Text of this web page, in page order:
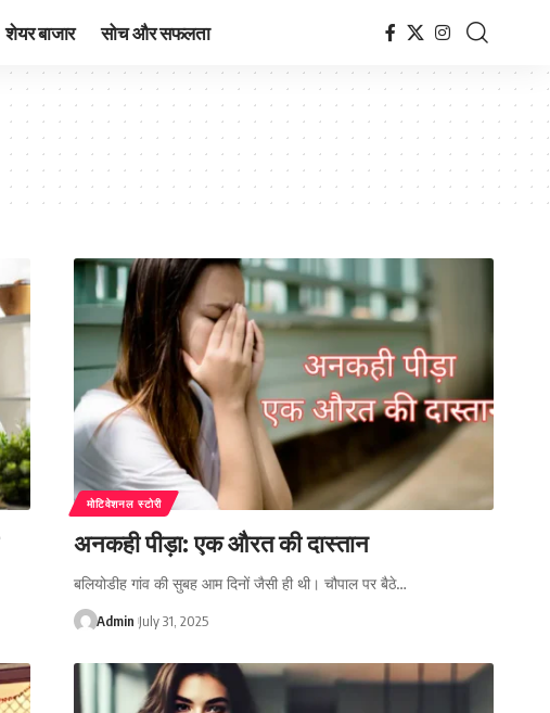
शेयर बाजार सोच और सफलता
मोटिवेशनल स्टोरी
अनकही पीड़ा: एक औरत की दास्तान
बलियोडीह गांव की सुबह आम दिनों जैसी ही थी। चौपाल पर बैठे…
Admin July 31, 2025